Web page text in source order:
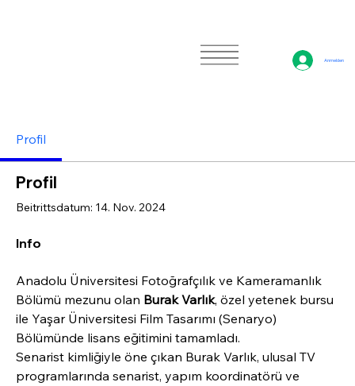
Anmelden
Profil
Profil
Beitrittsdatum: 14. Nov. 2024
Info
Anadolu Üniversitesi Fotoğrafçılık ve Kameramanlık
Bölümü mezunu olan Burak Varlık, özel yetenek bursu
ile Yaşar Üniversitesi Film Tasarımı (Senaryo)
Bölümünde lisans eğitimini tamamladı.
Senarist kimliğiyle öne çıkan Burak Varlık, ulusal TV
programlarında senarist, yapım koordinatörü ve